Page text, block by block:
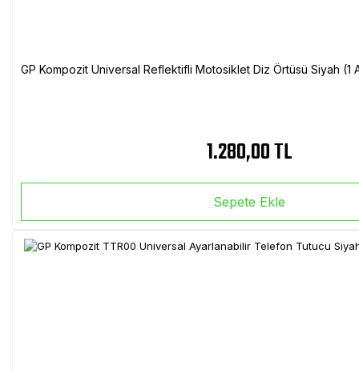
GP Kompozit Universal Reflektifli Motosiklet Diz Örtüsü Siyah
1.280,00 TL
Sepete Ekle